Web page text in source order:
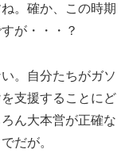
。確か、この時期
が・・・？
。自分たちがガソ
支援することにど
ん大本営が正確な
だが。